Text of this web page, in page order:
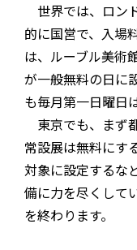
世界では、ロン
的に国営で、入場
は、ルーブル美術
が一般無料の日に
も毎月第一日曜日
東京でも、まず
常設展は無料にす
対象に設定するな
備に力を尽くして
を終わります。